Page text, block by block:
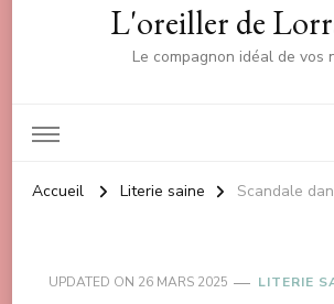
L'oreiller de
Le compagnon idéal de vos
Accueil Literie saine Scandale
UPDATED ON 26 MARS 2025 LITERIE